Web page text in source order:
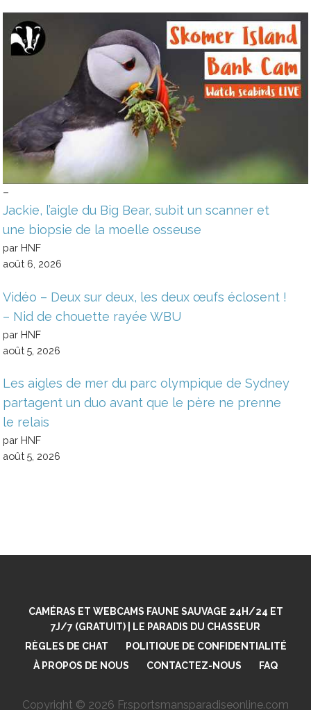
–
Jackie, l’aigle du Big Bear, subit un scanner et
une biopsie de la moelle osseuse
par HNF
août 6, 2026
Vidéo – Deux sur deux, les deux œufs éclosent !
– Nid de chouette rayée WBU
par HNF
août 5, 2026
Les aigles de mer du parc olympique de Sydney
partagent un duo avant que le père ne prenne
le relais
par HNF
août 5, 2026
CAMÉRAS ET WEBCAMS FAUNE SAUVAGE 24H/24 ET
7J/7 (GRATUIT) | LE PARADIS DU CHASSEUR
RÈGLES DE CHAT
POLITIQUE DE CONFIDENTIALITÉ
À PROPOS DE NOUS
CONTACTEZ-NOUS FAQ
Copyright © 2026 Fr.sportsmansparadiseonline.com